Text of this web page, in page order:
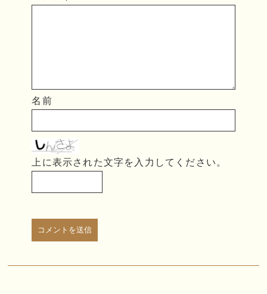
名前
上に表示された文字を入力してください。